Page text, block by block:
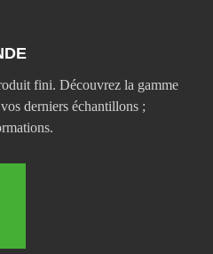
fini. Découvrez la gamme
derniers échantillons ;